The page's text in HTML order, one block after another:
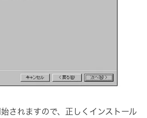
されますので、正しくインストール